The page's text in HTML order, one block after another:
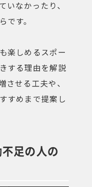
いなかったり、
す。
楽しめるスポー
する理由を解説
させる工夫や、
すめまで提案し
足の人の